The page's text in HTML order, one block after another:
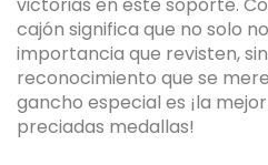
cajón significa que no solo
importancia que revisten,
reconocimiento que se
gancho especial es ¡la
preciadas medallas!